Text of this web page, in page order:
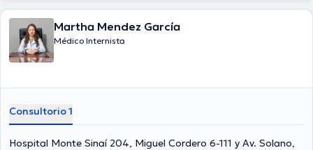
Martha Mendez García
Médico Internista
Consultorio 1
Hospital Monte Sinaí 204, Miguel Cordero 6-111 y Av. Solano,